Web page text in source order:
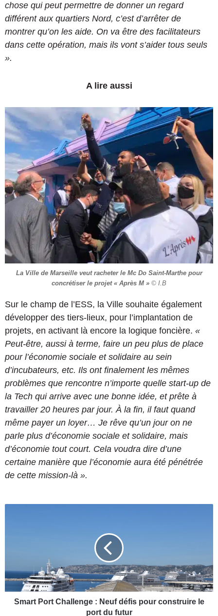
chose qui peut permettre de donner un regard
différent aux quartiers Nord, c’est d’arrêter de
montrer qu’on les aide. On va être des facilitateurs
dans cette opération, mais ils vont s’aider tous seuls
».
A lire aussi
La Ville de Marseille veut racheter le Mc Do Saint-Marthe pour
concrétiser le projet « Après M » © I.B
Sur le champ de l’ESS, la Ville souhaite également
développer des tiers-lieux, pour l’implantation de
projets, en activant là encore la logique foncière. «
Peut-être, aussi à terme, faire un peu plus de place
pour l’économie sociale et solidaire au sein
d’incubateurs, etc. Ils ont finalement les mêmes
problèmes que rencontre n’importe quelle start-up de
la Tech qui arrive avec une bonne idée, et prête à
travailler 20 heures par jour. À la fin, il faut quand
même payer un loyer… Je rêve qu’un jour on ne
parle plus d’économie sociale et solidaire, mais
d’économie tout court. Cela voudra dire d’une
certaine manière que l’économie aura été pénétrée
de cette mission-là ».
o
r
t
Smart Port Challenge : Neuf défis pour construire le
port du futur